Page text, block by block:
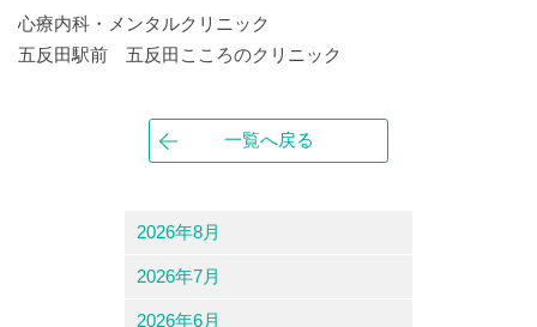
心療内科・メンタルクリニック
五反田駅前 五反田こころのクリニック
一覧へ戻る
2026年8月
2026年7月
2026年6月